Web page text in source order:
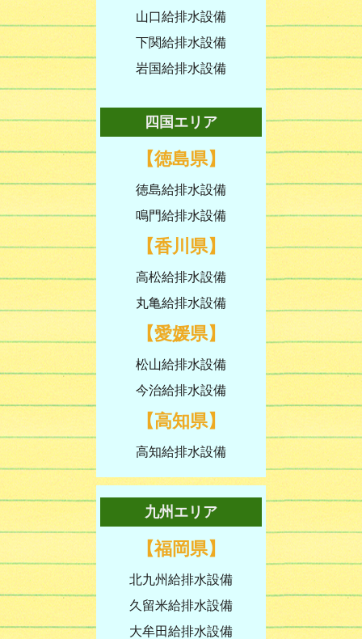
山口給排水設備
下関給排水設備
岩国給排水設備
四国エリア
【徳島県】
徳島給排水設備
鳴門給排水設備
【香川県】
高松給排水設備
丸亀給排水設備
【愛媛県】
松山給排水設備
今治給排水設備
【高知県】
高知給排水設備
九州エリア
【福岡県】
北九州給排水設備
久留米給排水設備
大牟田給排水設備